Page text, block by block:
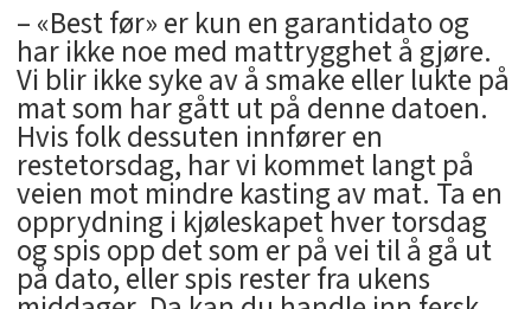
– «Best før» er kun en garantidato og
har ikke noe med mattrygghet å gjøre.
Vi blir ikke syke av å smake eller lukte på
mat som har gått ut på denne datoen.
Hvis folk dessuten innfører en
restetorsdag, har vi kommet langt på
veien mot mindre kasting av mat. Ta en
opprydning i kjøleskapet hver torsdag
og spis opp det som er på vei til å gå ut
på dato, eller spis rester fra ukens